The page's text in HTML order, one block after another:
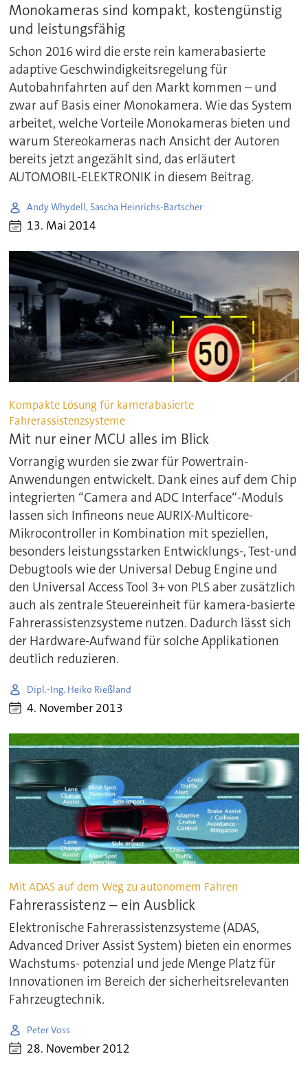
Monokameras sind kompakt, kostengünstig
und leistungsfähig
Schon 2016 wird die erste rein kamerabasierte
adaptive Geschwindigkeitsregelung für
Autobahnfahrten auf den Markt kommen – und
zwar auf Basis einer Monokamera. Wie das System
arbeitet, welche Vorteile Monokameras bieten und
warum Stereokameras nach Ansicht der Autoren
bereits jetzt angezählt sind, das erläutert
AUTOMOBIL-ELEKTRONIK in diesem Beitrag.
Andy Whydell, Sascha Heinrichs-Bartscher
13. Mai 2014
Kompakte Lösung für kamerabasierte
Fahrerassistenzsysteme
Mit nur einer MCU alles im Blick
Vorrangig wurden sie zwar für Powertrain-
Anwendungen entwickelt. Dank eines auf dem Chip
integrierten “Camera and ADC Interface“-Moduls
lassen sich Infineons neue AURIX-Multicore-
Mikrocontroller in Kombination mit speziellen,
besonders leistungsstarken Entwicklungs-, Test-und
Debugtools wie der Universal Debug Engine und
den Universal Access Tool 3+ von PLS aber zusätzlich
auch als zentrale Steuereinheit für kamera-basierte
Fahrerassistenzsysteme nutzen. Dadurch lässt sich
der Hardware-Aufwand für solche Applikationen
deutlich reduzieren.
Dipl.-Ing. Heiko Rießland
4. November 2013
Mit ADAS auf dem Weg zu autonomem Fahren
Fahrerassistenz – ein Ausblick
Elektronische Fahrerassistenzsysteme (ADAS,
Advanced Driver Assist System) bieten ein enormes
Wachstums- potenzial und jede Menge Platz für
Innovationen im Bereich der sicherheitsrelevanten
Fahrzeugtechnik.
Peter Voss
28. November 2012